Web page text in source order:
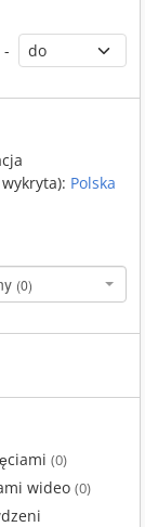
-
Polska
(0)
(0)
wideo (0)